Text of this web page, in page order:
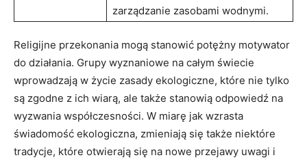
zarządzanie zasobami wodnymi.
Religijne przekonania mogą⁤ stanowić potężny motywator
⁢do działania. Grupy wyznaniowe na całym świecie
wprowadzają w życie ⁤zasady ekologiczne, które ‌nie ‍tylko
są zgodne z ich wiarą, ale​ także stanowią odpowiedź na
wyzwania współczesności. W miarę jak wzrasta
świadomość ekologiczna, zmieniają się także niektóre
tradycje, ⁤które otwierają się na nowe‍ przejawy uwagi i